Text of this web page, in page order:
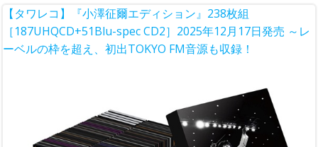
【タワレコ】『小澤征爾エディション』238枚組
［187UHQCD+51Blu-spec CD2］2025年12月17日発売 ～レ
ーベルの枠を超え、初出TOKYO FM音源も収録！